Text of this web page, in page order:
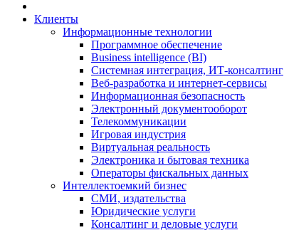
Клиенты
Информационные технологии
Программное обеспечение
Business intelligence (BI)
Системная интеграция, ИТ-консалтинг
Веб-разработка и интернет-сервисы
Информационная безопасность
Электронный документооборот
Телекоммуникации
Игровая индустрия
Виртуальная реальность
Электроника и бытовая техника
Операторы фискальных данных
Интеллектоемкий бизнес
СМИ, издательства
Юридические услуги
Консалтинг и деловые услуги